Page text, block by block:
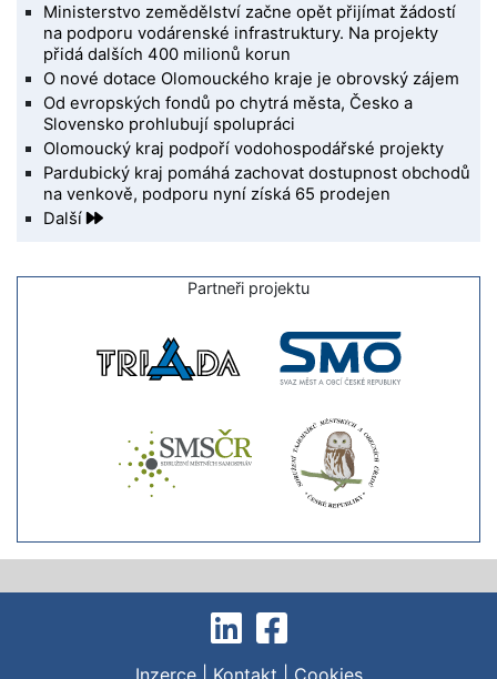
Ministerstvo zemědělství začne opět přijímat žádostí
na podporu vodárenské infrastruktury. Na projekty
přidá dalších 400 milionů korun
O nové dotace Olomouckého kraje je obrovský zájem
Od evropských fondů po chytrá města, Česko a
Slovensko prohlubují spolupráci
Olomoucký kraj podpoří vodohospodářské projekty
Pardubický kraj pomáhá zachovat dostupnost obchodů
na venkově, podporu nyní získá 65 prodejen
Další
Partneři projektu